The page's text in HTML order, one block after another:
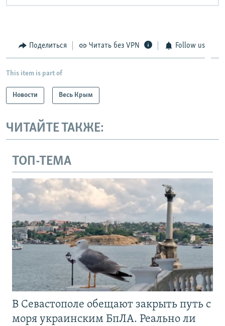
Поделиться Читать без VPN Follow us
This item is part of
Новости Весь Крым
ЧИТАЙТЕ ТАКЖЕ:
ТОП-ТЕМА
В Севастополе обещают закрыть путь с
моря украинским БпЛА. Реально ли